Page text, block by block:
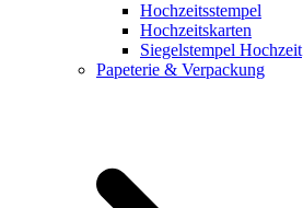
Hochzeitsstempel
Hochzeitskarten
Siegelstempel Hochzeit
Papeterie & Verpackung